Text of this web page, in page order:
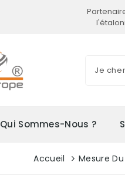
Qui Sommes-Nous ?
Accueil Mesure